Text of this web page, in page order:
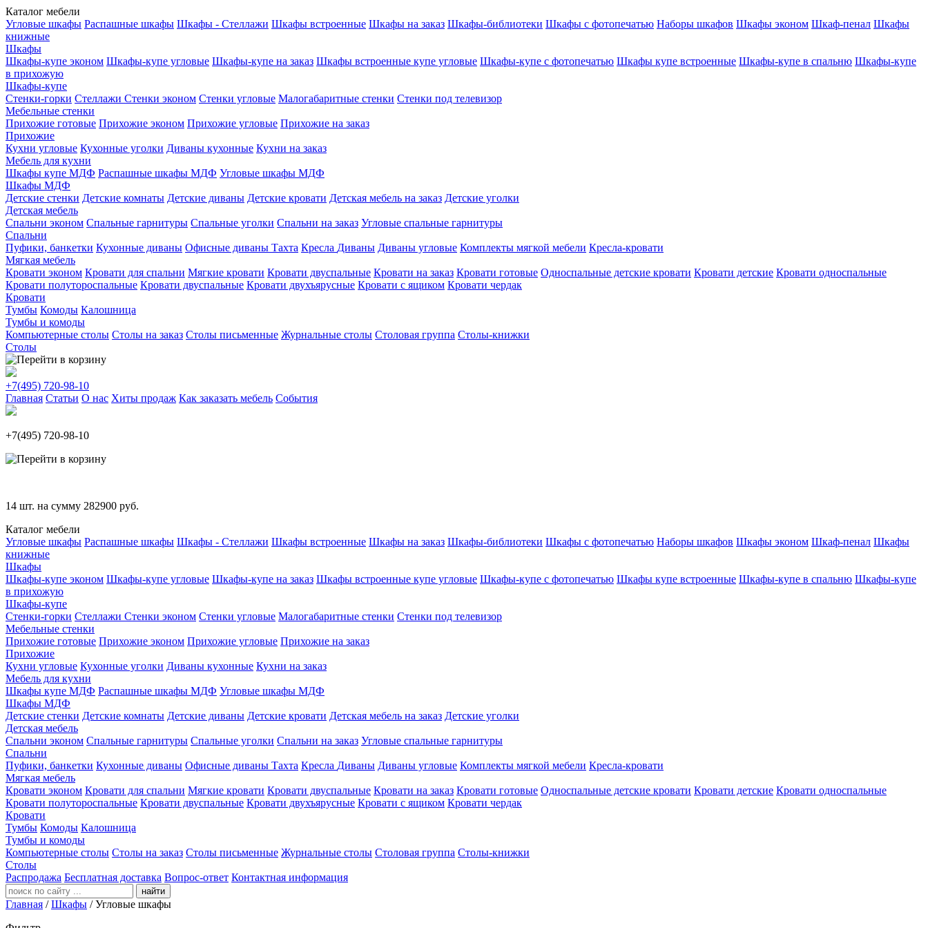
Каталог мебели
Угловые шкафы Распашные шкафы Шкафы - Стеллажи Шкафы встроенные Шкафы на заказ Шкафы-библиотеки Шкафы с фотопечатью Наборы шкафов Шкафы эконом Шкаф-пенал Шкафы
книжные
Шкафы
Шкафы-купе эконом Шкафы-купе угловые Шкафы-купе на заказ Шкафы встроенные купе угловые Шкафы-купе с фотопечатью Шкафы купе встроенные Шкафы-купе в спальню Шкафы-купе
в прихожую
Шкафы-купе
Стенки-горки Стеллажи Стенки эконом Стенки угловые Малогабаритные стенки Стенки под телевизор
Мебельные стенки
Прихожие готовые Прихожие эконом Прихожие угловые Прихожие на заказ
Прихожие
Кухни угловые Кухонные уголки Диваны кухонные Кухни на заказ
Мебель для кухни
Шкафы купе МДФ Распашные шкафы МДФ Угловые шкафы МДФ
Шкафы МДФ
Детские стенки Детские комнаты Детские диваны Детские кровати Детская мебель на заказ Детские уголки
Детская мебель
Спальни эконом Спальные гарнитуры Спальные уголки Спальни на заказ Угловые спальные гарнитуры
Спальни
Пуфики, банкетки Кухонные диваны Офисные диваны Тахта Кресла Диваны Диваны угловые Комплекты мягкой мебели Кресла-кровати
Мягкая мебель
Кровати эконом Кровати для спальни Мягкие кровати Кровати двуспальные Кровати на заказ Кровати готовые Односпальные детские кровати Кровати детские Кровати односпальные
Кровати полутороспальные Кровати двуспальные Кровати двухъярусные Кровати с ящиком Кровати чердак
Кровати
Тумбы Комоды Калошница
Тумбы и комоды
Компьютерные столы Столы на заказ Столы письменные Журнальные столы Столовая группа Столы-книжки
Столы
+7(495) 720-98-10
Главная Статьи О нас Хиты продаж Как заказать мебель События
+7(495) 720-98-10
14 шт. на сумму 282900 руб.
Каталог мебели
Угловые шкафы Распашные шкафы Шкафы - Стеллажи Шкафы встроенные Шкафы на заказ Шкафы-библиотеки Шкафы с фотопечатью Наборы шкафов Шкафы эконом Шкаф-пенал Шкафы
книжные
Шкафы
Шкафы-купе эконом Шкафы-купе угловые Шкафы-купе на заказ Шкафы встроенные купе угловые Шкафы-купе с фотопечатью Шкафы купе встроенные Шкафы-купе в спальню Шкафы-купе
в прихожую
Шкафы-купе
Стенки-горки Стеллажи Стенки эконом Стенки угловые Малогабаритные стенки Стенки под телевизор
Мебельные стенки
Прихожие готовые Прихожие эконом Прихожие угловые Прихожие на заказ
Прихожие
Кухни угловые Кухонные уголки Диваны кухонные Кухни на заказ
Мебель для кухни
Шкафы купе МДФ Распашные шкафы МДФ Угловые шкафы МДФ
Шкафы МДФ
Детские стенки Детские комнаты Детские диваны Детские кровати Детская мебель на заказ Детские уголки
Детская мебель
Спальни эконом Спальные гарнитуры Спальные уголки Спальни на заказ Угловые спальные гарнитуры
Спальни
Пуфики, банкетки Кухонные диваны Офисные диваны Тахта Кресла Диваны Диваны угловые Комплекты мягкой мебели Кресла-кровати
Мягкая мебель
Кровати эконом Кровати для спальни Мягкие кровати Кровати двуспальные Кровати на заказ Кровати готовые Односпальные детские кровати Кровати детские Кровати односпальные
Кровати полутороспальные Кровати двуспальные Кровати двухъярусные Кровати с ящиком Кровати чердак
Кровати
Тумбы Комоды Калошница
Тумбы и комоды
Компьютерные столы Столы на заказ Столы письменные Журнальные столы Столовая группа Столы-книжки
Столы
Распродажа Бесплатная доставка Вопрос-ответ Контактная информация
найти
Главная /Шкафы /Угловые шкафы